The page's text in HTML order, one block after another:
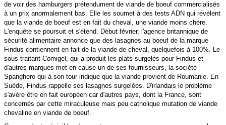
de voir des hamburgers prétendument de viande de boeuf commercialisés
à un prix anormalement bas. Elle les soumet à des tests ADN qui révèlent
que la viande de boeuf est en fait du cheval, une viande moins chère.
L'enquête se poursuit et s'étend. Début février, l'agence britannique de
sécurité alimentaire annonce que des lasagnes au boeuf de la marque
Findus contiennent en fait de la viande de cheval, quelquefois à 100%. Le
sous-traitant Comigel, qui a produit les plats surgelés pour Findus et
d'autres marques met en cause un de ses fournisseurs, la société
Spanghero qui à son tour indique que la viande provient de Roumanie. En
Suède, Findus rappelle ses lasagnes surgelées. D'irlandais le problème
s'avère être en fait européen car d'autres pays, dont la France, sont
concernés par cette miraculeuse mais peu catholique mutation de viande
chevaline en viande de boeuf.